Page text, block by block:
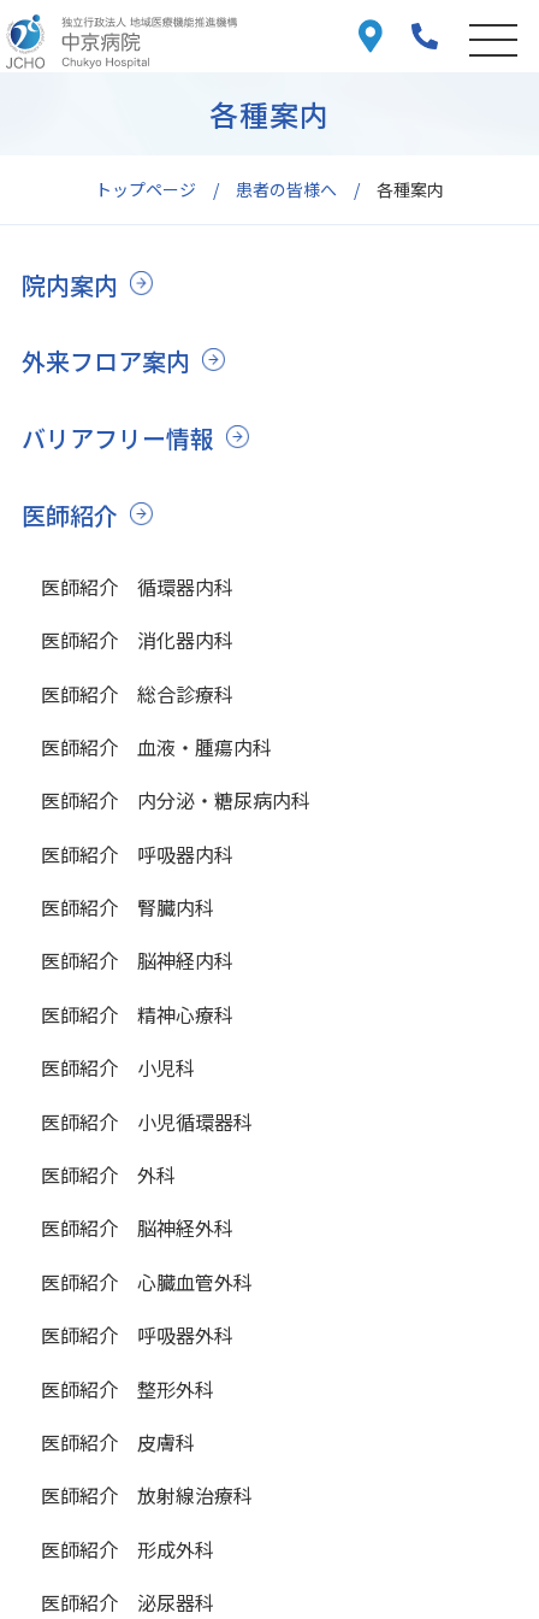
トップページ 患者の皆様へ 各種案内
各種案内
院内案内
外来フロア案内
バリアフリー情報
医師紹介
医師紹介 循環器内科
医師紹介 消化器内科
医師紹介 総合診療科
医師紹介 血液・腫瘍内科
医師紹介 内分泌・糖尿病内科
医師紹介 呼吸器内科
医師紹介 腎臓内科
医師紹介 脳神経内科
医師紹介 精神心療科
医師紹介 小児科
医師紹介 小児循環器科
医師紹介 外科
医師紹介 脳神経外科
医師紹介 心臓血管外科
医師紹介 呼吸器外科
医師紹介 整形外科
医師紹介 皮膚科
医師紹介 放射線治療科
医師紹介 形成外科
医師紹介 泌尿器科